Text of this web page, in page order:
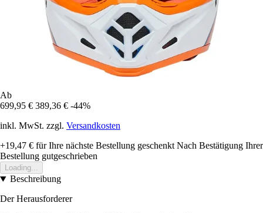
Ab
699,95 € 389,36 € -44%
inkl. MwSt. zzgl. Versandkosten
+19,47 € für Ihre nächste Bestellung geschenkt Nach Bestätigung Ihrer
Bestellung gutgeschrieben
Loading...
Beschreibung
Der Herausforderer